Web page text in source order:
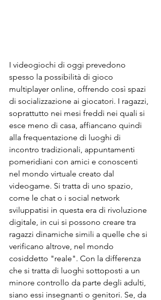
I videogiochi di oggi prevedono
spesso la possibilità di gioco
multiplayer online, offrendo così spazi
di socializzazione ai giocatori. I ragazzi,
soprattutto nei mesi freddi nei quali si
esce meno di casa, affiancano quindi
alla frequentazione di luoghi di
incontro tradizionali, appuntamenti
pomeridiani con amici e conoscenti
nel mondo virtuale creato dal
videogame. Si tratta di uno spazio,
come le chat o i social network
sviluppatisi in questa era di rivoluzione
digitale, in cui si possono creare tra
ragazzi dinamiche simili a quelle che si
verificano altrove, nel mondo
cosiddetto "reale". Con la differenza
che si tratta di luoghi sottoposti a un
minore controllo da parte degli adulti,
siano essi insegnanti o genitori. Se, da